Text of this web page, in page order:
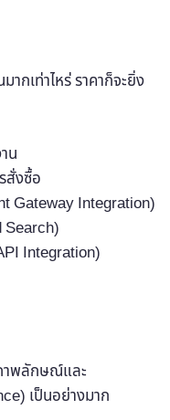
กเท่าไหร่ ราคาก็จะยิ่ง
น
สั่งซื้อ
Gateway Integration)
Integration)
าพลักษณ์และ
เป็นอย่างมาก